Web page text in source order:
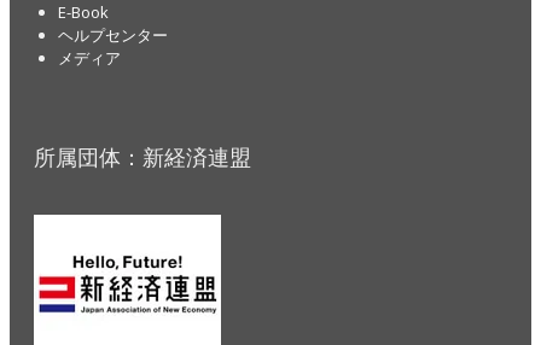
E-Book
ヘルプセンター
メディア
所属団体：新経済連盟